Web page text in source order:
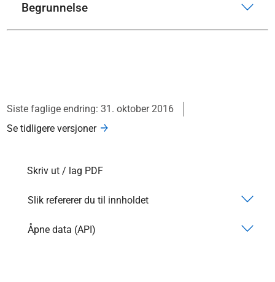
Begrunnelse
Siste faglige endring: 31. oktober 2016
Se tidligere versjoner
Skriv ut / lag PDF
Slik refererer du til innholdet
Åpne data (API)